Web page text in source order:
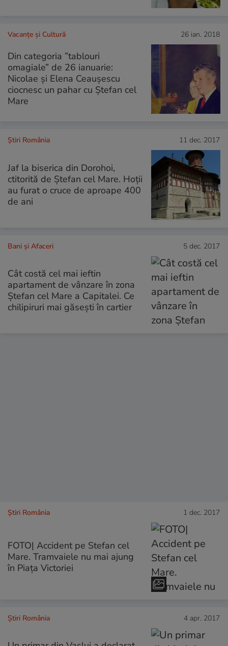
Vacanțe și Cultură 26 ian. 2018
Din categoria ”tablouri
omagiale” de 26 ianuarie:
Nicolae şi Elena Ceauşescu
ciocnesc un pahar cu Ştefan cel
Mare
Știri România 11 dec. 2017
Jaf la biserica din Dorohoi,
ctitorită de Ștefan cel Mare. Hoții
au furat o cruce de aproape 400
de ani
Bani și Afaceri 5 dec. 2017
Cât costă cel mai ieftin
apartament de vânzare în zona
Ștefan cel Mare a Capitalei. Ce
chilipiruri mai găsești în cartier
Știri România 1 dec. 2017
FOTO| Accident pe Stefan cel
Mare. Tramvaiele nu mai ajung
în Piața Victoriei
Știri România 4 apr. 2017